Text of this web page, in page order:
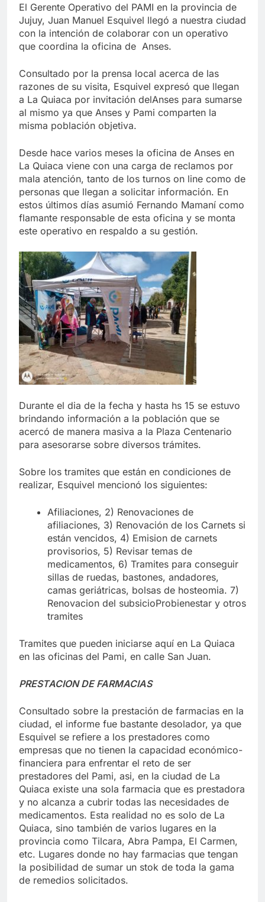
El Gerente Operativo del PAMI en la provincia de
Jujuy, Juan Manuel Esquivel llegó a nuestra ciudad
con la intención de colaborar con un operativo
que coordina la oficina de Anses.
Consultado por la prensa local acerca de las
razones de su visita, Esquivel expresó que llegan
a La Quiaca por invitación delAnses para sumarse
al mismo ya que Anses y Pami comparten la
misma población objetiva.
Desde hace varios meses la oficina de Anses en
La Quiaca viene con una carga de reclamos por
mala atención, tanto de los turnos on line como de
personas que llegan a solicitar información. En
estos últimos días asumió Fernando Mamaní como
flamante responsable de esta oficina y se monta
este operativo en respaldo a su gestión.
Durante el dia de la fecha y hasta hs 15 se estuvo
brindando información a la población que se
acercó de manera masiva a la Plaza Centenario
para asesorarse sobre diversos trámites.
Sobre los tramites que están en condiciones de
realizar, Esquivel mencionó los siguientes:
Afiliaciones, 2) Renovaciones de
afiliaciones, 3) Renovación de los Carnets si
están vencidos, 4) Emision de carnets
provisorios, 5) Revisar temas de
medicamentos, 6) Tramites para conseguir
sillas de ruedas, bastones, andadores,
camas geriátricas, bolsas de hosteomia. 7)
Renovacion del subsicioProbienestar y otros
tramites
Tramites que pueden iniciarse aquí en La Quiaca
en las oficinas del Pami, en calle San Juan.
PRESTACION DE FARMACIAS
Consultado sobre la prestación de farmacias en la
ciudad, el informe fue bastante desolador, ya que
Esquivel se refiere a los prestadores como
empresas que no tienen la capacidad económico-
financiera para enfrentar el reto de ser
prestadores del Pami, asi, en la ciudad de La
Quiaca existe una sola farmacia que es prestadora
y no alcanza a cubrir todas las necesidades de
medicamentos. Esta realidad no es solo de La
Quiaca, sino también de varios lugares en la
provincia como Tilcara, Abra Pampa, El Carmen,
etc. Lugares donde no hay farmacias que tengan
la posibilidad de sumar un stok de toda la gama
de remedios solicitados.